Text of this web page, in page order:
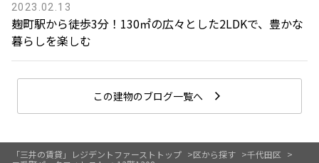
「三井の賃貸」レジデントファーストトップ 区から探す
千代田区
2023.02.13
麹町駅から徒歩3分！130㎡の広々とした2LDKで、豊かな
暮らしを楽しむ
この建物のブログ一覧へ